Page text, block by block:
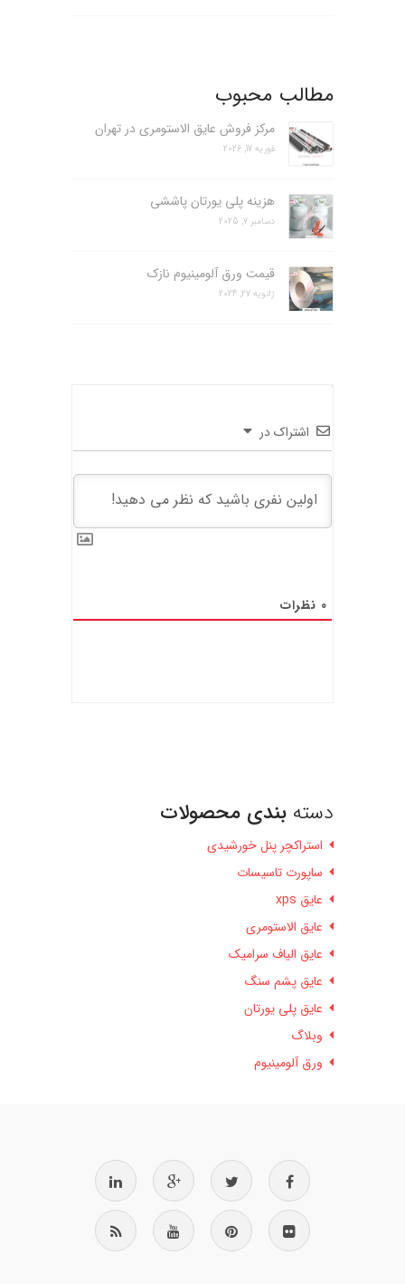
مطالب محبوب
مرکز فروش عایق الاستومری در تهران
فوریه 17, 2026
هزینه پلی یورتان پاششی
دسامبر 7, 2025
قیمت ورق آلومینیوم نازک
ژانویه 27, 2024
اشتراک در
0 نظرات
دسته بندی محصولات
استراکچر پنل خورشیدی
ساپورت تاسیسات
عایق xps
عایق الاستومری
عایق الیاف سرامیک
عایق پشم سنگ
عایق پلی یورتان
وبلاگ
ورق آلومینیوم